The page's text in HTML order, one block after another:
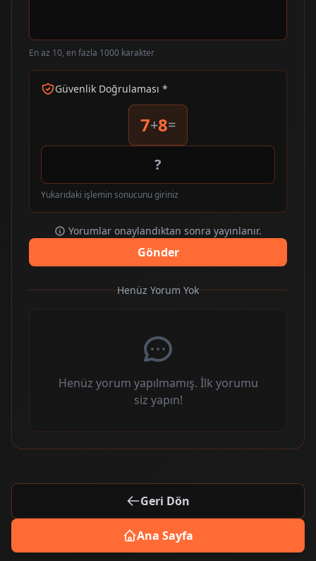
En az 10, en fazla 1000 karakter
Güvenlik Doğrulaması *
7+8=
Yukarıdaki işlemin sonucunu giriniz
Yorumlar onaylandıktan sonra yayınlanır.
Gönder
Henüz Yorum Yok
Henüz yorum yapılmamış. İlk yorumu
siz yapın!
Geri Dön
Ana Sayfa